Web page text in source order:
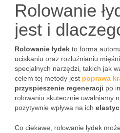
Rolowanie
jest i
Rolowanie łydek to forma
uciskaniu oraz rozluźnianiu
specjalnych narzędzi, takich jak
celem tej metody jest poprawa
przyspieszenie regeneracji po
rolowaniu skutecznie uwalniamy
pozytywnie wpływa na ich
Co ciekawe, rolowanie łydek